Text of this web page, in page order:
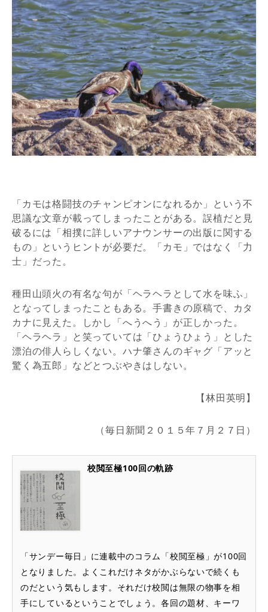
「カモは格闘技のチャンピオンになれるか」という不
思議な文章が載ってしまったことがある。誤植だと見
破るには「相撲に詳しいアナウンサーの出版に関する
もの」というヒントが必要だ。「カモ」ではなく「力
士」だった。
種田山頭火の有名な句が「ヘラヘラとして水を味ふ」
となってしまったこともある。手書きの原稿で、カタ
カナに見えた。しかし「へうへう」が正しかった。
「ヘラヘラ」と笑っていては「ひょうひょう」とした
漂泊の俳人らしくない。ハナ肇さんのギャグ「アッと
驚く為五郎」などとつぶやきはしない。
【林田英明】
（毎日新聞２０１５年７月２７日）
校閲至極100回の軌跡
「サンデー毎日」に連載中のコラム「校閲至極」が100回
となりました。よくこれだけネタがかぶらないで続くも
のだという気もします。それだけ校閲は無限の物事を相
手にしているということでしょう。各回の題材、キーワ